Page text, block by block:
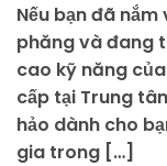
Nếu bạn đã
phăng và đang
cao kỹ năng
cấp tại Trung
hảo dành cho
gia trong […]